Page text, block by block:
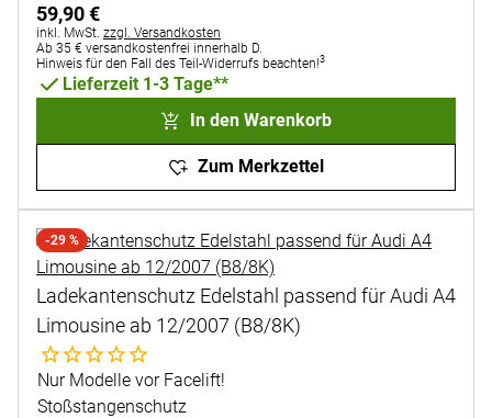
59,90€
Steuerhinweis:
inkl. MwSt. zzgl. Versandkosten
Ab 35 € versandkostenfrei innerhalb D.
Hinweis für den Fall des Teil-Widerrufs beachten!3
Lieferzeit 1-3 Tage**
In den Warenkorb
Zum Merkzettel
-29 %
Ladekantenschutz Edelstahl passend für Audi A4
Limousine ab 12/2007 (B8/8K)
Noch keine Bewertungen abgegeben
Nur Modelle vor Facelift!
Stoßstangenschutz